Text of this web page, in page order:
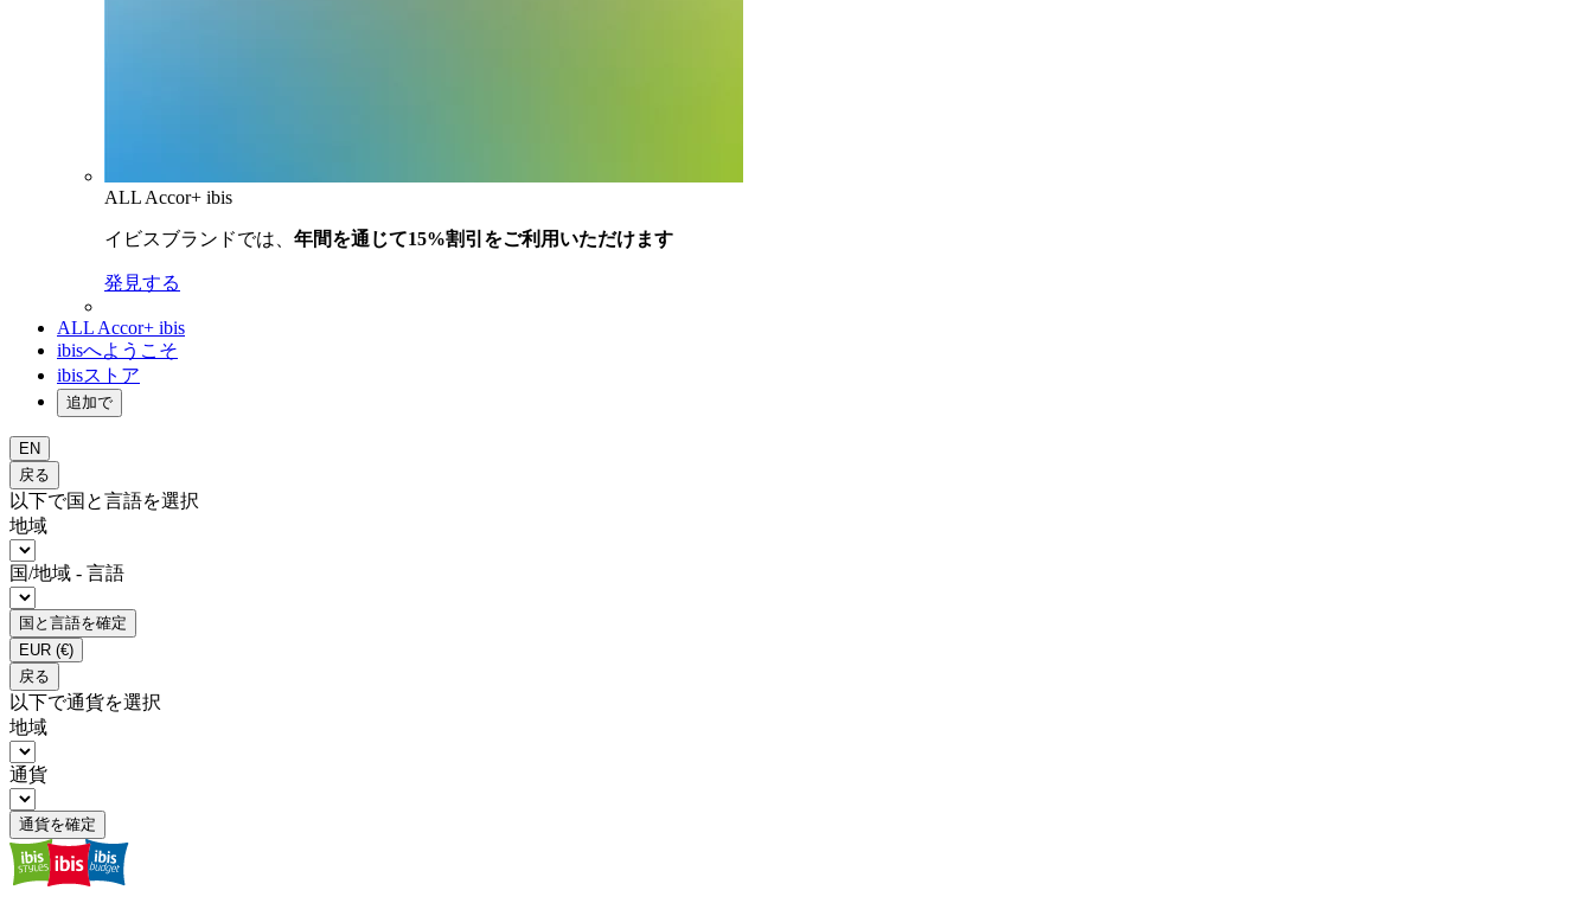
ALL Accor+ ibis
イビスブランドでは、 年間を通じて15%割引をご利用いただけます
発見する
ALL Accor+ ibis
ibisへようこそ
ibisストア
追加で
EN
戻る
以下で国と言語を選択
地域
国/地域 - 言語
国と言語を確定
EUR (€)
戻る
以下で通貨を選択
地域
通貨
通貨を確定